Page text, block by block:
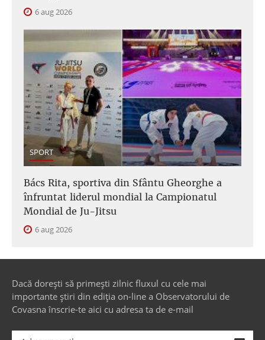
6 aug 2026
SPORT
Bács Rita, sportiva din Sfântu Gheorghe a
înfruntat liderul mondial la Campionatul
Mondial de Ju-Jitsu
6 aug 2026
Dacă dorești să primești zilnic fluxul cu cele mai
importante știri din ediția on-line a Observatorului de
Covasna înscrie-te aici cu adresa ta de e-mail